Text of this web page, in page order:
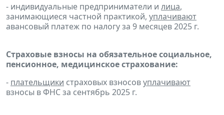
- индивидуальные предприниматели и лица,
занимающиеся частной практикой, уплачивают
авансовый платеж по налогу за 9 месяцев 2025 г.
Страховые взносы на обязательное социальное,
пенсионное, медицинское страхование:
- плательщики страховых взносовуплачивают
взносы в ФНС за сентябрь 2025 г.